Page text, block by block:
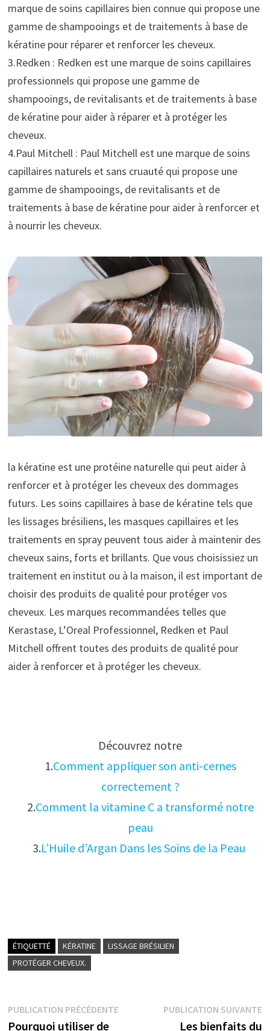
marque de soins capillaires bien connue qui propose une
gamme de shampooings et de traitements à base de
kératine pour réparer et renforcer les cheveux.
3.Redken : Redken est une marque de soins capillaires
professionnels qui propose une gamme de
shampooings, de revitalisants et de traitements à base
de kératine pour aider à réparer et à protéger les
cheveux.
4.Paul Mitchell : Paul Mitchell est une marque de soins
capillaires naturels et sans cruauté qui propose une
gamme de shampooings, de revitalisants et de
traitements à base de kératine pour aider à renforcer et
à nourrir les cheveux.
la kératine est une protéine naturelle qui peut aider à
renforcer et à protéger les cheveux des dommages
futurs. Les soins capillaires à base de kératine tels que
les lissages brésiliens, les masques capillaires et les
traitements en spray peuvent tous aider à maintenir des
cheveux sains, forts et brillants. Que vous choisissiez un
traitement en institut ou à la maison, il est important de
choisir des produits de qualité pour protéger vos
cheveux. Les marques recommandées telles que
Kerastase, L’Oreal Professionnel, Redken et Paul
Mitchell offrent toutes des produits de qualité pour
aider à renforcer et à protéger les cheveux.
Découvrez notre
1.Comment appliquer son anti-cernes
correctement ?
2.Comment la vitamine C a transformé notre
peau
3.L’Huile d’Argan Dans les Soins de la Peau
ÉTIQUETTÉ KÉRATINE
LISSAGE BRÉSILIEN
PROTÉGER CHEVEUX.
Navigation
PUBLICATION PRÉCÉDENTEPublication
Pourquoi utiliser de
PUBLICATION SUIVANTE
Les bienfaits du